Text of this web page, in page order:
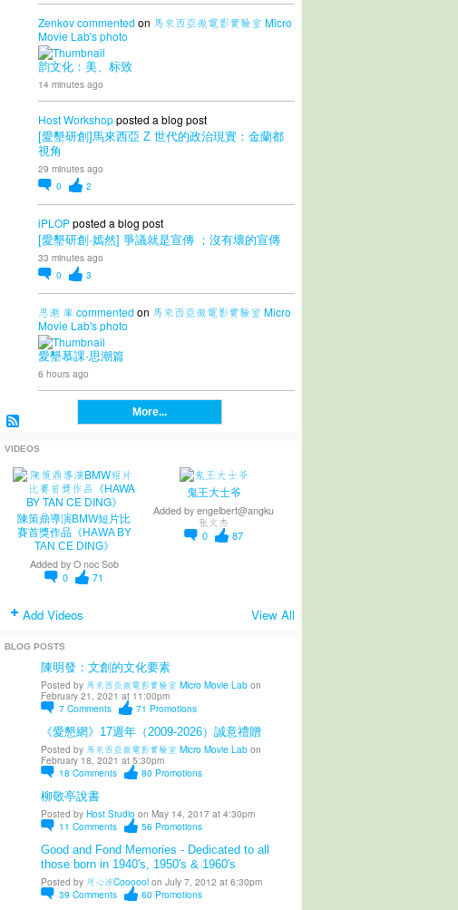
Zenkovcommented on 馬來西亞微電影實驗室 Micro
Movie Lab'sphoto
韵文化：美、标致
14 minutes ago
Host Workshopposted a blog post
[愛墾研創]馬來西亞 Z 世代的政治現實：金蘭都
視角
29 minutes ago
0
2
iPLOPposted a blog post
[愛墾研創·嫣然] 爭議就是宣傳 ；沒有壞的宣傳
33 minutes ago
0
3
思潮 庫 commented on 馬來西亞微電影實驗室 Micro
Movie Lab'sphoto
愛墾慕課·思潮篇
6 hours ago
More...
VIDEOS
陳策鼎導演BMW短片比
賽首獎作品《HAWA BY
TAN CE DING》
Added by O noc Sob
0
71
鬼王大士爷
Added byengelbert@angku
张文杰
0
87
Add Videos View All
BLOG POSTS
陳明發：文創的文化要素
Posted by 馬來西亞微電影實驗室 Micro Movie Labon
February 21, 2021 at 11:00pm
7 Comments 71 Promotions
《愛懇網》17週年（2009-2026）誠意禮贈
Posted by 馬來西亞微電影實驗室 Micro Movie Labon
February 18, 2021 at 5:30pm
18 Comments 80 Promotions
柳敬亭說書
Posted by Host Studioon May 14, 2017 at 4:30pm
11 Comments 56 Promotions
Good and Fond Memories - Dedicated to all
those born in 1940's, 1950's & 1960's
Posted by 用心涼Cooooolon July 7, 2012 at 6:30pm
39 Comments 60 Promotions